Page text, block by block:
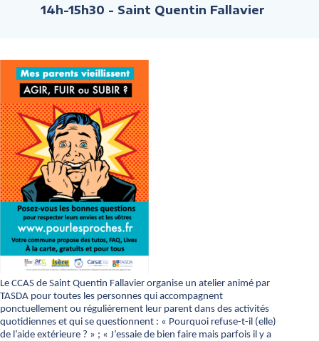
14h-15h30 - Saint Quentin Fallavier
Le CCAS de Saint Quentin Fallavier organise un atelier animé par
TASDA pour toutes les personnes qui accompagnent
ponctuellement ou régulièrement leur parent dans des activités
quotidiennes et qui se questionnent : « Pourquoi refuse-t-il (elle)
de l’aide extérieure ? » ; « J’essaie de bien faire mais parfois il y a